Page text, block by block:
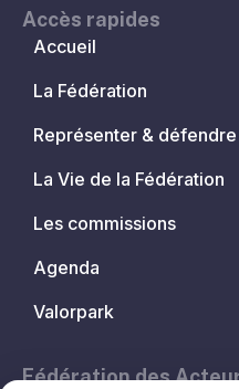
Accès rapides
Accueil
La Fédération
Représenter & défendre
La Vie de la Fédération
Les commissions
Agenda
Valorpark
Fédération des